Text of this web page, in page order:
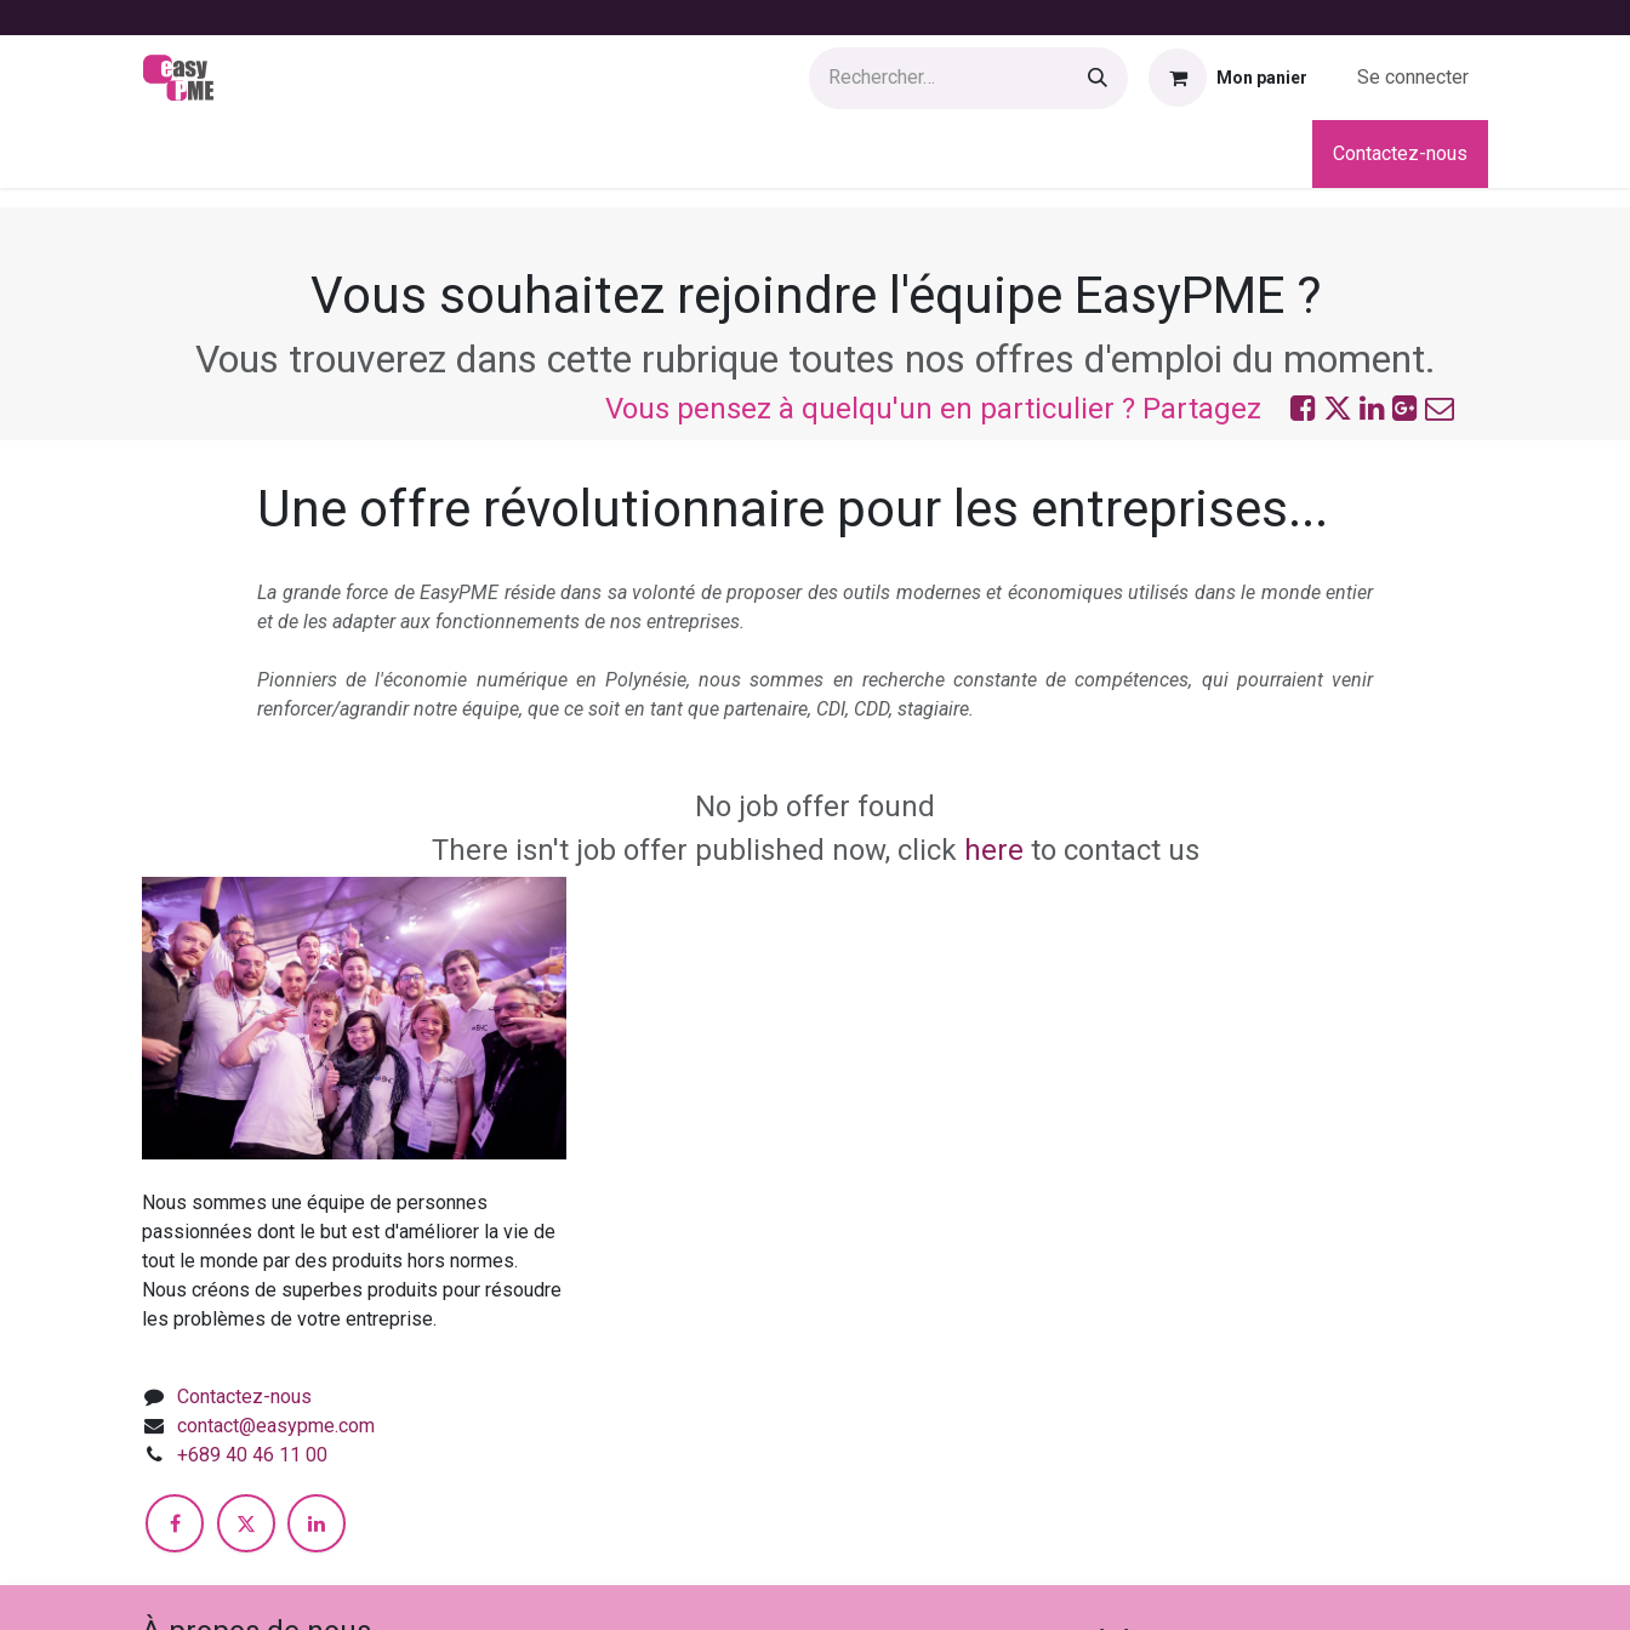
Mon panier Se connecter
Contactez-nous
Vous souhaitez rejoindre l'équipe EasyPME ?
Vous trouverez dans cette rubrique toutes nos offres d'emploi du moment.
Vous pensez à quelqu'un en particulier ? Partagez
Une offre révolutionnaire pour les entreprises...
La grande force de EasyPME réside dans sa volonté de proposer des outils modernes et économiques utilisés dans le monde entier
et de les adapter aux fonctionnements de nos entreprises.
Pionniers de l'économie numérique en Polynésie, nous sommes en recherche constante de compétences, qui pourraient venir
renforcer/agrandir notre équipe, que ce soit en tant que partenaire, CDI, CDD, stagiaire.
No job offer found
There isn't job offer published now, click here to contact us
Nous sommes une équipe de personnes
passionnées dont le but est d'améliorer la vie de
tout le monde par des produits hors normes.
Nous créons de superbes produits pour résoudre
les problèmes de votre entreprise.
Contactez-nous
contact@easypme.com
+689 40 46 11 00